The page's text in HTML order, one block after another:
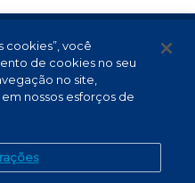
cookies”, você
de cookies no seu
no site,
nossos esforços de